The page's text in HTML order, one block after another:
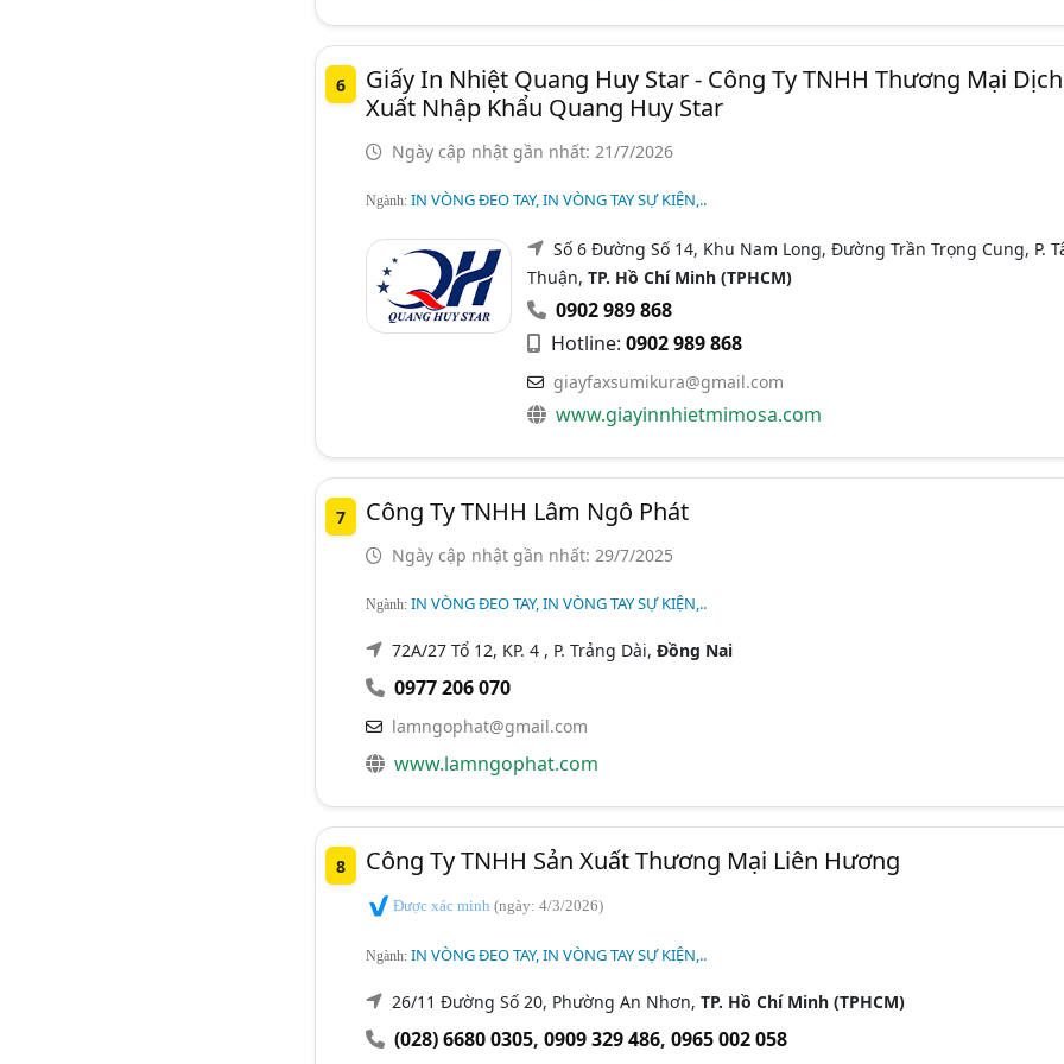
6
Giấy In Nhiệt Quang Huy Star - Công Ty TNHH Thương Mại
Xuất Nhập Khẩu Quang Huy Star
Ngày cập nhật gần nhất: 21/7/2026
Ngành: IN VÒNG ĐEO TAY, IN VÒNG TAY SỰ KIỆN,..
Số 6 Đường Số 14, Khu Nam Long, Đường Trần Trọng Cung, P.
Thuận, TP. Hồ Chí Minh (TPHCM)
0902 989 868
Hotline: 0902 989 868
giayfaxsumikura@gmail.com
www.giayinnhietmimosa.com
7 Công Ty TNHH Lâm Ngô Phát
Ngày cập nhật gần nhất: 29/7/2025
Ngành: IN VÒNG ĐEO TAY, IN VÒNG TAY SỰ KIỆN,..
72A/27 Tổ 12, KP. 4 , P. Trảng Dài, Đồng Nai
0977 206 070
lamngophat@gmail.com
www.lamngophat.com
8 Công Ty TNHH Sản Xuất Thương Mại Liên Hương
Được xác minh (ngày: 4/3/2026)
Ngành: IN VÒNG ĐEO TAY, IN VÒNG TAY SỰ KIỆN,..
26/11 Đường Số 20, Phường An Nhơn, TP. Hồ Chí Minh (TPHCM)
(028) 6680 0305, 0909 329 486, 0965 002 058